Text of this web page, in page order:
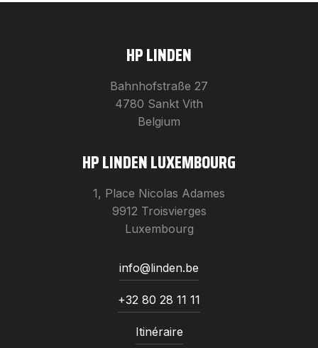
HP LINDEN
Bahnhofstraße 27
4780 Sankt Vith
Belgium
HP LINDEN LUXEMBOURG
1, Place Nicolas Adames
9912 Troisvierges
Luxembourg
info@linden.be
+32 80 28 11 11
Itinéraire